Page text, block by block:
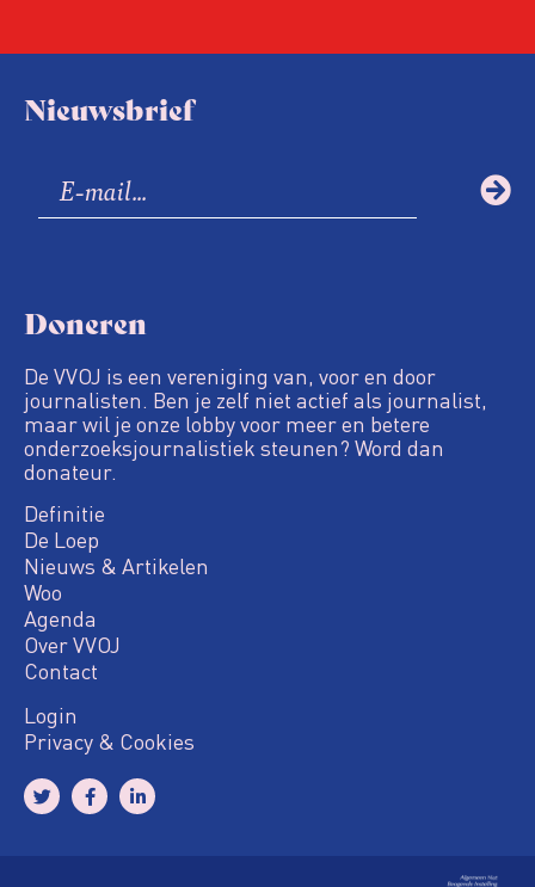
Nieuwsbrief
Doneren
De VVOJ is een vereniging van, voor en door
journalisten. Ben je zelf niet actief als journalist,
maar wil je onze lobby voor meer en betere
onderzoeksjournalistiek steunen? Word dan
donateur.
Definitie
De Loep
Nieuws & Artikelen
Woo
Agenda
Over VVOJ
Contact
Login
Privacy & Cookies